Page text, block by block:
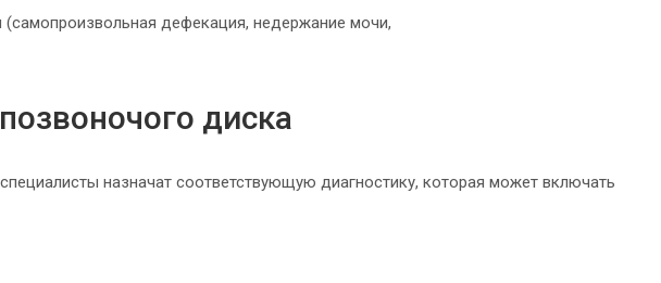
дефекация, недержание мочи,
диска
назначат соответствующую диагностику, которая может включать